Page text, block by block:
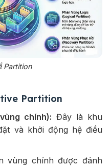
Partition
Partition
chính): Đây là khu
và khởi động hệ điều
vùng chính được đánh